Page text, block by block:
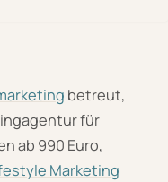
betreut,
für
ab 990 Euro,
Marketing